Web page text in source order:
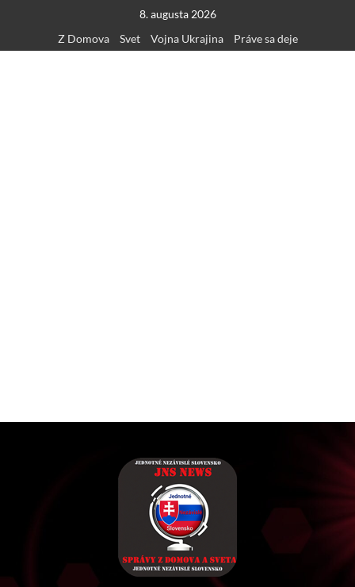
content
8. augusta 2026
Z Domova
Svet Vojna Ukrajina Práve sa deje